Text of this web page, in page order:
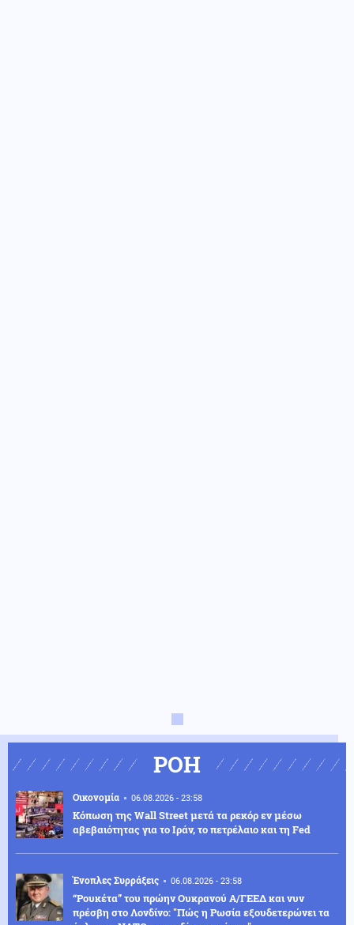
ΡΟΗ
Οικονομία 06.08.2026 - 23:58
Κόπωση της Wall Street μετά τα ρεκόρ εν μέσω
αβεβαιότητας για το Ιράν, το πετρέλαιο και τη Fed
Ένοπλες Συρράξεις 06.08.2026 - 23:58
“Ρουκέτα” του πρώην Ουκρανού Α/ΓΕΕΔ και νυν
πρέσβη στο Λονδίνο: "Πώς η Ρωσία εξουδετερώνει τα